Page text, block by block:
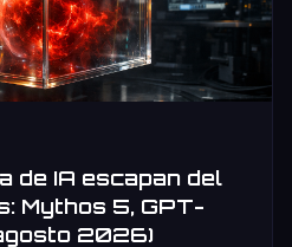
de IA escapan del
Mythos 5, GPT-
2026)